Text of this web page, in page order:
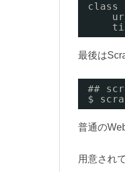
class
最後は
##
$
普通の
用意され